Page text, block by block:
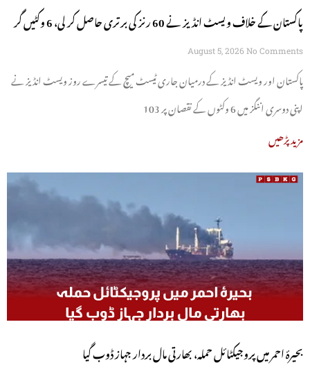
پاکستان کے خلاف ویسٹ انڈیز نے 60 رنز کی برتری حاصل کر لی، 6 وکٹیں گر
گئیں
August 5, 2026 No Comments
پاکستان اور ویسٹ انڈیز کے درمیان جاری ٹیسٹ میچ کے تیسرے روز ویسٹ انڈیز نے
اپنی دوسری اننگز میں 6 وکٹوں کے نقصان پر 103
مزید پڑھیں
بحیرۂ احمر میں پروجیکٹائل حملہ، بھارتی مال بردار جہاز ڈوب گیا